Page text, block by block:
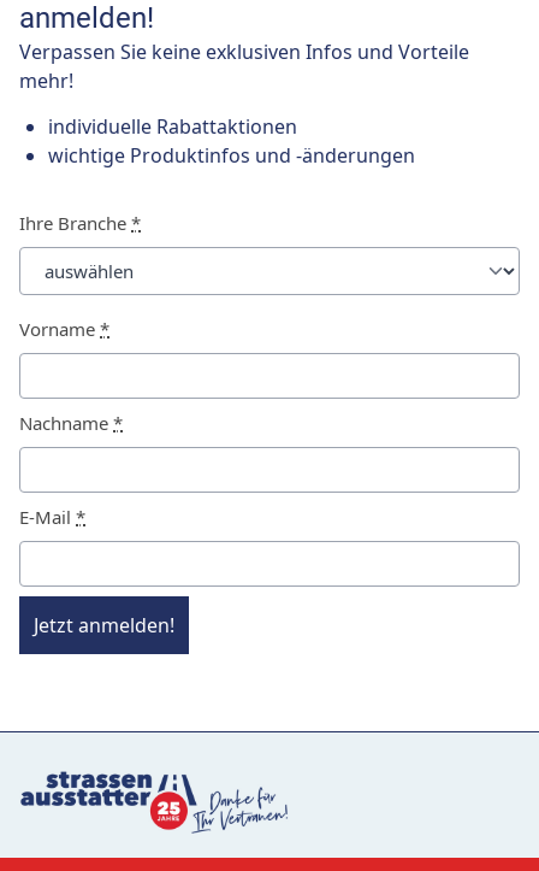
anmelden!
Verpassen Sie keine exklusiven Infos und Vorteile
mehr!
individuelle Rabattaktionen
wichtige Produktinfos und -änderungen
Ihre Branche *
Vorname *
Nachname *
E-Mail *
Jetzt anmelden!